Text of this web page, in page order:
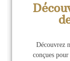
Découvrez
conçues